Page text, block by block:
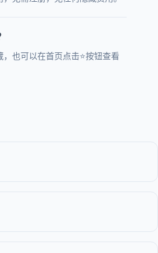
也可以在首页点击⭐按钮查看